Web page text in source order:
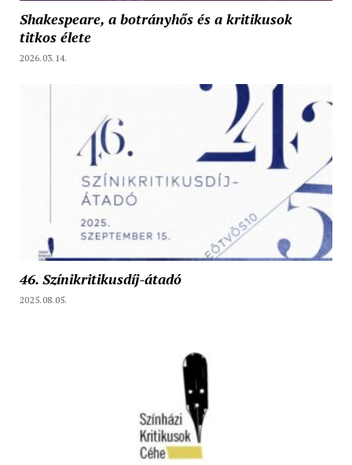
Shakespeare, a botrányhős és a kritikusok
titkos élete
2026.03.14.
46. Színikritikusdíj-átadó
2025.08.05.